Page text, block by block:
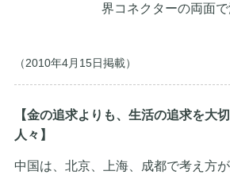
界コネクターの両面で
（2010年4月15日掲載）
【金の追求よりも、生活の追求を大
人々】
中国は、北京、上海、成都で考え方